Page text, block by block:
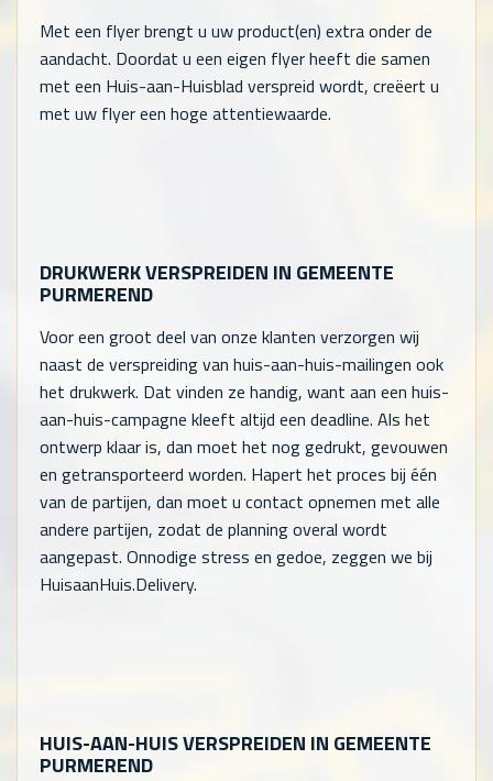
Met een flyer brengt u uw product(en) extra onder de
aandacht. Doordat u een eigen flyer heeft die samen
met een Huis-aan-Huisblad verspreid wordt, creëert u
met uw flyer een hoge attentiewaarde.
DRUKWERK VERSPREIDEN IN GEMEENTE
PURMEREND
Voor een groot deel van onze klanten verzorgen wij
naast de verspreiding van huis-aan-huis-mailingen ook
het drukwerk. Dat vinden ze handig, want aan een huis-
aan-huis-campagne kleeft altijd een deadline. Als het
ontwerp klaar is, dan moet het nog gedrukt, gevouwen
en getransporteerd worden. Hapert het proces bij één
van de partijen, dan moet u contact opnemen met alle
andere partijen, zodat de planning overal wordt
aangepast. Onnodige stress en gedoe, zeggen we bij
HuisaanHuis.Delivery.
HUIS-AAN-HUIS VERSPREIDEN IN GEMEENTE
PURMEREND